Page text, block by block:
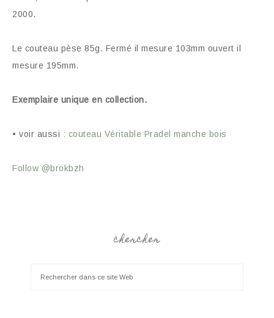
2000.
Le couteau pèse 85g. Fermé il mesure 103mm ouvert il
mesure 195mm.
Exemplaire unique en collection.
• voir aussi : couteau Véritable Pradel manche bois
Follow @brokbzh
chercher